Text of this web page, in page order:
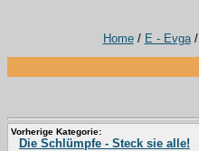
Home/ E - Evga/
Vorherige Kategorie:
Die Schlümpfe - Steck sie alle!